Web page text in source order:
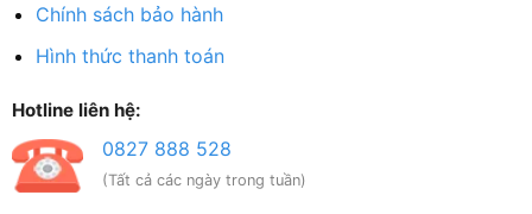
Chính sách bảo hành
Hình thức thanh toán
Hotline liên hệ:
0827 888 528
(Tất cả các ngày trong tuần)